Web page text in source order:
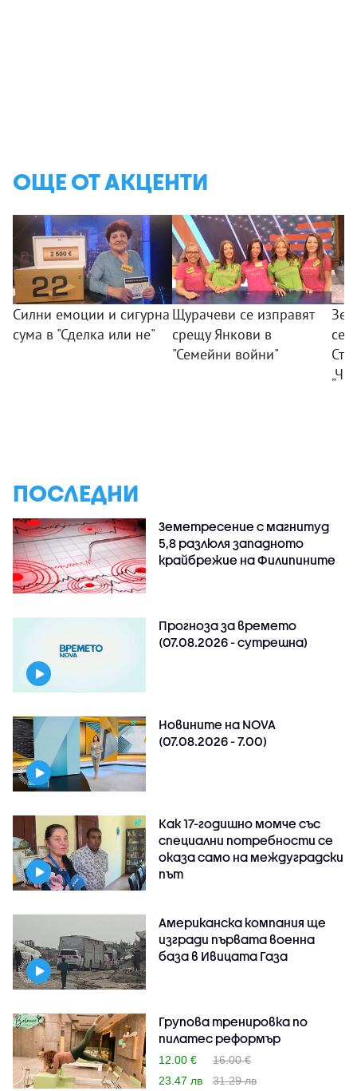
ОЩЕ ОТ АКЦЕНТИ
Силни емоции и сигурна
сума в "Сделка или не"
Щурачеви се изправят
срещу Янкови в
"Семейни войни"
ПОСЛЕДНИ
Земетресение с магнитуд
5,8 разлюля западното
крайбрежие на Филипините
Прогноза за времето
(07.08.2026 - сутрешна)
Новините на NOVA
(07.08.2026 - 7.00)
Как 17-годишно момче със
специални потребности се
оказа само на междуградски
път
Американска компания ще
изгради първата военна
база в Ивицата Газа
Групова тренировка по
пилатес реформър
12.00 €
16.00 €
23.47 лв
31.29 лв